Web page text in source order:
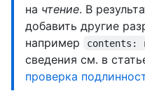
на чтение. В
добавить другие
например
contents:
сведения см. в
проверка